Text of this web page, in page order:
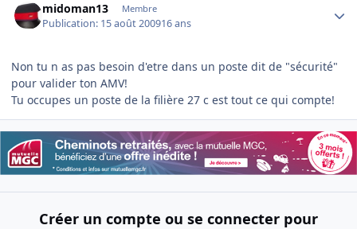
midoman13 Membre
Publication: 15 août 200916 ans
Non tu n as pas besoin d'etre dans un poste dit de "sécurité"
pour valider ton AMV!
Tu occupes un poste de la filière 27 c est tout ce qui compte!
Créer un compte ou se connecter pour